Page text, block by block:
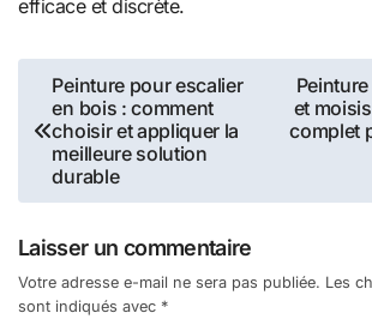
efficace et discrète.
Navigation
de
l’article
Peinture pour escalier
en bois : comment
choisir et appliquer la
meilleure solution
durable
et
complet
Laisser un commentaire
Votre adresse e-mail ne sera pas publiée. Les
sont indiqués avec *